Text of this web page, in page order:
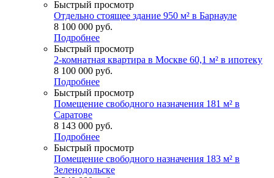
Быстрый просмотр
Отдельно стоящее здание 950 м² в Барнауле
8 100 000 руб.
Подробнее
Быстрый просмотр
2-комнатная квартира в Москве 60,1 м² в ипотеку
8 100 000 руб.
Подробнее
Быстрый просмотр
Помещение свободного назначения 181 м² в
Саратове
8 143 000 руб.
Подробнее
Быстрый просмотр
Помещение свободного назначения 183 м² в
Зеленодольске